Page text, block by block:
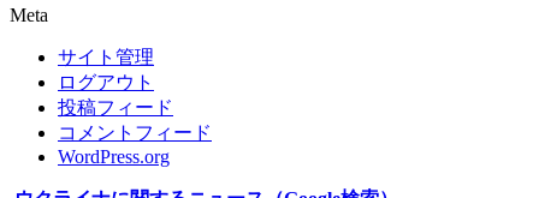
Meta
サイト管理
ログアウト
投稿フィード
コメントフィード
WordPress.org